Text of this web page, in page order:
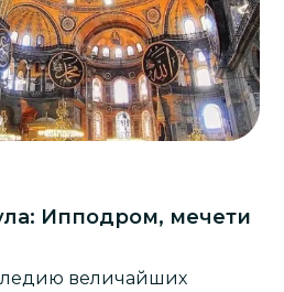
Ипподром, мечети
величайших